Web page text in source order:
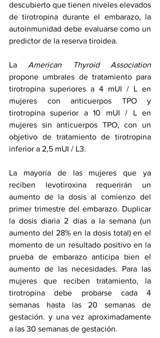
descubierto que tienen niveles elevados
de tirotropina durante el embarazo, la
autoinmunidad debe evaluarse como un
predictor de la reserva tiroidea.
La American Thyroid Association
propone umbrales de tratamiento para
tirotropina superiores a 4 mUI / L en
mujeres con anticuerpos TPO y
tirotropina superior a 10 mUI / L en
mujeres sin anticuerpos TPO, con un
objetivo de tratamiento de tirotropina
inferior a 2,5 mUI / L3.
La mayoría de las mujeres que ya
reciben levotiroxina requerirán un
aumento de la dosis al comienzo del
primer trimestre del embarazo. Duplicar
la dosis diaria 2 días a la semana (un
aumento del 28% en la dosis total) en el
momento de un resultado positivo en la
prueba de embarazo anticipa bien el
aumento de las necesidades. Para las
mujeres que reciben tratamiento, la
tirotropina debe probarse cada 4
semanas hasta las 20 semanas de
gestación. y una vez aproximadamente
a las 30 semanas de gestación.